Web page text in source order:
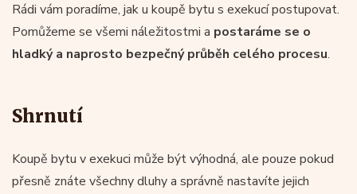
Rádi vám poradíme, jak u koupě bytu s exekucí postupovat.
Pomůžeme se všemi náležitostmi a postaráme se o
hladký a naprosto bezpečný průběh celého procesu.
Shrnutí
Koupě bytu v exekuci může být výhodná, ale pouze pokud
přesně znáte všechny dluhy a správně nastavíte jejich